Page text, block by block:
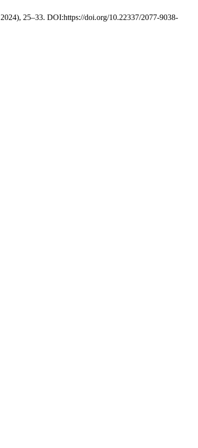
25–33. DOI:https://doi.org/10.22337/2077-9038-